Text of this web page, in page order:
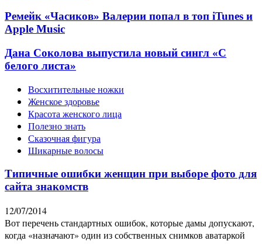
Ремейк «Часиков» Валерии попал в топ iTunes и
Apple Music
Дана Соколова выпустила новый сингл «С
белого листа»
Восхитительные ножки
Женское здоровье
Красота женского лица
Полезно знать
Сказочная фигура
Шикарные волосы
Типичные ошибки женщин при выборе фото для
сайта знакомств
12/07/2014
Вот перечень стандартных ошибок, которые дамы допускают,
когда «назначают» один из собственных снимков аватаркой